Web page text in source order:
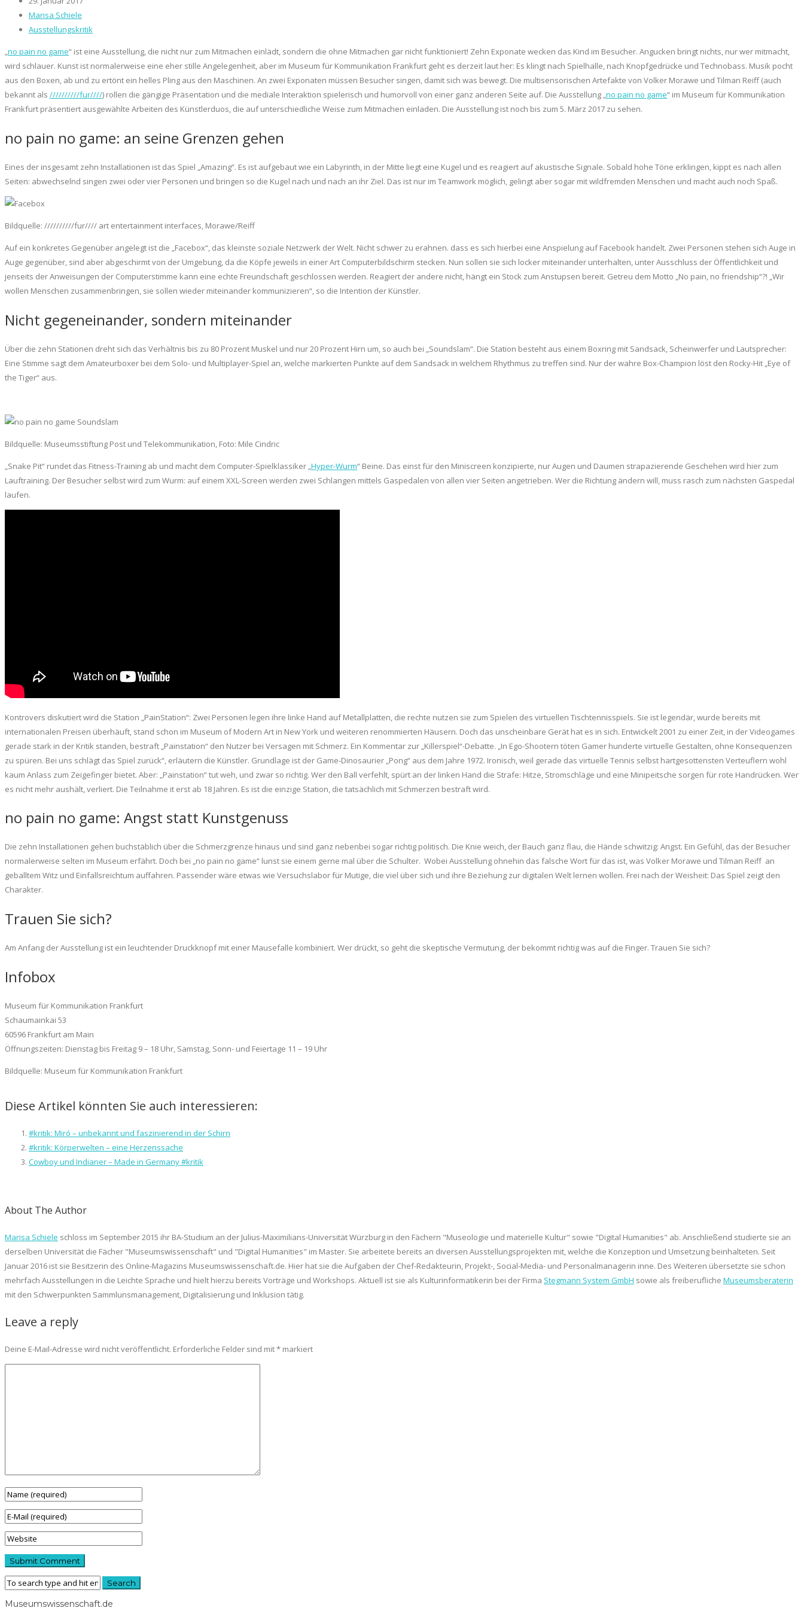
Marisa Schiele
Ausstellungskritik
„no pain no game“ ist eine Ausstellung, die nicht nur zum Mitmachen einlädt, sondern die ohne Mitmachen gar nicht funktioniert! Zehn Exponate wecken das Kind im Besucher. Angucken bringt nichts, nur wer mitmacht,
wird schlauer. Kunst ist normalerweise eine eher stille Angelegenheit, aber im Museum für Kommunikation Frankfurt geht es derzeit laut her: Es klingt nach Spielhalle, nach Knopfgedrücke und Technobass. Musik pocht
aus den Boxen, ab und zu ertönt ein helles Pling aus den Maschinen. An zwei Exponaten müssen Besucher singen, damit sich was bewegt. Die multisensorischen Artefakte von Volker Morawe und Tilman Reiff (auch
bekannt als //////////fur////) rollen die gängige Präsentation und die mediale Interaktion spielerisch und humorvoll von einer ganz anderen Seite auf. Die Ausstellung „no pain no game“ im Museum für Kommunikation
Frankfurt präsentiert ausgewählte Arbeiten des Künstlerduos, die auf unterschiedliche Weise zum Mitmachen einladen. Die Ausstellung ist noch bis zum 5. März 2017 zu sehen.
no pain no game: an seine Grenzen gehen
Eines der insgesamt zehn Installationen ist das Spiel „Amazing“. Es ist aufgebaut wie ein Labyrinth, in der Mitte liegt eine Kugel und es reagiert auf akustische Signale. Sobald hohe Töne erklingen, kippt es nach allen
Seiten: abwechselnd singen zwei oder vier Personen und bringen so die Kugel nach und nach an ihr Ziel. Das ist nur im Teamwork möglich, gelingt aber sogar mit wildfremden Menschen und macht auch noch Spaß.
Bildquelle: //////////fur//// art entertainment interfaces, Morawe/Reiff
Auf ein konkretes Gegenüber angelegt ist die „Facebox“, das kleinste soziale Netzwerk der Welt. Nicht schwer zu erahnen. dass es sich hierbei eine Anspielung auf Facebook handelt. Zwei Personen stehen sich Auge in
Auge gegenüber, sind aber abgeschirmt von der Umgebung, da die Köpfe jeweils in einer Art Computerbildschirm stecken. Nun sollen sie sich locker miteinander unterhalten, unter Ausschluss der Öffentlichkeit und
jenseits der Anweisungen der Computerstimme kann eine echte Freundschaft geschlossen werden. Reagiert der andere nicht, hängt ein Stock zum Anstupsen bereit. Getreu dem Motto „No pain, no friendship“?! „Wir
wollen Menschen zusammenbringen, sie sollen wieder miteinander kommunizieren“, so die Intention der Künstler.
Nicht gegeneinander, sondern miteinander
Über die zehn Stationen dreht sich das Verhältnis bis zu 80 Prozent Muskel und nur 20 Prozent Hirn um, so auch bei „Soundslam“. Die Station besteht aus einem Boxring mit Sandsack, Scheinwerfer und Lautsprecher:
Eine Stimme sagt dem Amateurboxer bei dem Solo- und Multiplayer-Spiel an, welche markierten Punkte auf dem Sandsack in welchem Rhythmus zu treffen sind. Nur der wahre Box-Champion löst den Rocky-Hit „Eye of
the Tiger“ aus.
Bildquelle: Museumsstiftung Post und Telekommunikation, Foto: Mile Cindric
„Snake Pit“ rundet das Fitness-Training ab und macht dem Computer-Spielklassiker „ Hyper-Wurm“ Beine. Das einst für den Miniscreen konzipierte, nur Augen und Daumen strapazierende Geschehen wird hier zum
Lauftraining. Der Besucher selbst wird zum Wurm: auf einem XXL-Screen werden zwei Schlangen mittels Gaspedalen von allen vier Seiten angetrieben. Wer die Richtung ändern will, muss rasch zum nächsten Gaspedal
laufen.
Kontrovers diskutiert wird die Station „PainStation“: Zwei Personen legen ihre linke Hand auf Metallplatten, die rechte nutzen sie zum Spielen des virtuellen Tischtennisspiels. Sie ist legendär, wurde bereits mit
internationalen Preisen überhäuft, stand schon im Museum of Modern Art in New York und weiteren renommierten Häusern. Doch das unscheinbare Gerät hat es in sich. Entwickelt 2001 zu einer Zeit, in der Videogames
gerade stark in der Kritik standen, bestraft „Painstation“ den Nutzer bei Versagen mit Schmerz. Ein Kommentar zur „Killerspiel“-Debatte. „In Ego-Shootern töten Gamer hunderte virtuelle Gestalten, ohne Konsequenzen
zu spüren. Bei uns schlägt das Spiel zurück“, erläutern die Künstler. Grundlage ist der Game-Dinosaurier „Pong“ aus dem Jahre 1972. Ironisch, weil gerade das virtuelle Tennis selbst hartgesottensten Verteuflern wohl
kaum Anlass zum Zeigefinger bietet. Aber: „Painstation“ tut weh, und zwar so richtig. Wer den Ball verfehlt, spürt an der linken Hand die Strafe: Hitze, Stromschläge und eine Minipeitsche sorgen für rote Handrücken. Wer
es nicht mehr aushält, verliert. Die Teilnahme it erst ab 18 Jahren. Es ist die einzige Station, die tatsächlich mit Schmerzen bestraft wird.
no pain no game: Angst statt Kunstgenuss
Die zehn Installationen gehen buchstäblich über die Schmerzgrenze hinaus und sind ganz nebenbei sogar richtig politisch. Die Knie weich, der Bauch ganz flau, die Hände schwitzig: Angst. Ein Gefühl, das der Besucher
normalerweise selten im Museum erfährt. Doch bei „no pain no game“ lunst sie einem gerne mal über die Schulter. Wobei Ausstellung ohnehin das falsche Wort für das ist, was Volker Morawe und Tilman Reiff an
geballtem Witz und Einfallsreichtum auffahren. Passender wäre etwas wie Versuchslabor für Mutige, die viel über sich und ihre Beziehung zur digitalen Welt lernen wollen. Frei nach der Weisheit: Das Spiel zeigt den
Charakter.
Trauen Sie sich?
Am Anfang der Ausstellung ist ein leuchtender Druckknopf mit einer Mausefalle kombiniert. Wer drückt, so geht die skeptische Vermutung, der bekommt richtig was auf die Finger. Trauen Sie sich?
Infobox
Museum für Kommunikation Frankfurt
Schaumainkai 53
60596 Frankfurt am Main
Öffnungszeiten: Dienstag bis Freitag 9 – 18 Uhr, Samstag, Sonn- und Feiertage 11 – 19 Uhr
Bildquelle: Museum für Kommunikation Frankfurt
Diese Artikel könnten Sie auch interessieren:
#kritik: Miró – unbekannt und faszinierend in der Schirn
#kritik: Körperwelten – eine Herzenssache
Cowboy und Indianer – Made in Germany #kritik
About The Author
Marisa Schiele schloss im September 2015 ihr BA-Studium an der Julius-Maximilians-Universität Würzburg in den Fächern "Museologie und materielle Kultur" sowie "Digital Humanities" ab. Anschließend studierte sie an
derselben Universität die Fächer "Museumswissenschaft" und "Digital Humanities" im Master. Sie arbeitete bereits an diversen Ausstellungsprojekten mit, welche die Konzeption und Umsetzung beinhalteten. Seit
Januar 2016 ist sie Besitzerin des Online-Magazins Museumswissenschaft.de. Hier hat sie die Aufgaben der Chef-Redakteurin, Projekt-, Social-Media- und Personalmanagerin inne. Des Weiteren übersetzte sie schon
mehrfach Ausstellungen in die Leichte Sprache und hielt hierzu bereits Vorträge und Workshops. Aktuell ist sie als Kulturinformatikerin bei der Firma Stegmann System GmbH sowie als freiberufliche Museumsberaterin
mit den Schwerpunkten Sammlunsmanagement, Digitalisierung und Inklusion tätig.
Leave a reply
Deine E-Mail-Adresse wird nicht veröffentlicht. Erforderliche Felder sind mit* markiert
Museumswissenschaft.de